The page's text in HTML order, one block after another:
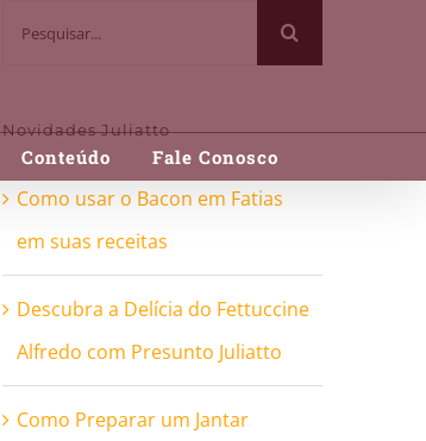
Conteúdo Fale Conosco
Novidades Juliatto
Como usar o Bacon em Fatias
em suas receitas
Descubra a Delícia do Fettuccine
Alfredo com Presunto Juliatto
Como Preparar um Jantar